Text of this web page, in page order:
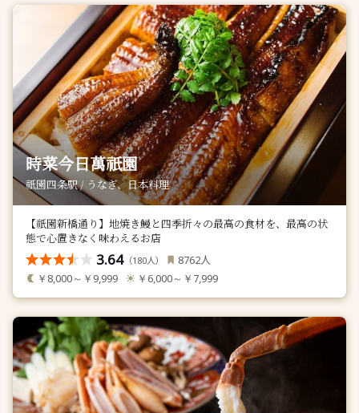
時菜今日萬祇園
祇園四条駅 / うなぎ、日本料理
【祇園新橋通り】地焼き鰻と四季折々の最高の食材を、最高の状
態で心置きなく味わえるお店
3.64（180人） 8762人
￥8,000～￥9,999 ￥6,000～￥7,999